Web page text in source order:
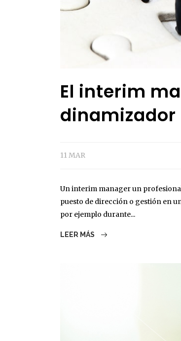
El interim
dinamizador
11 MAR
Un interim manager un
puesto de dirección o gestión en
por ejemplo durante...
LEER MÁS